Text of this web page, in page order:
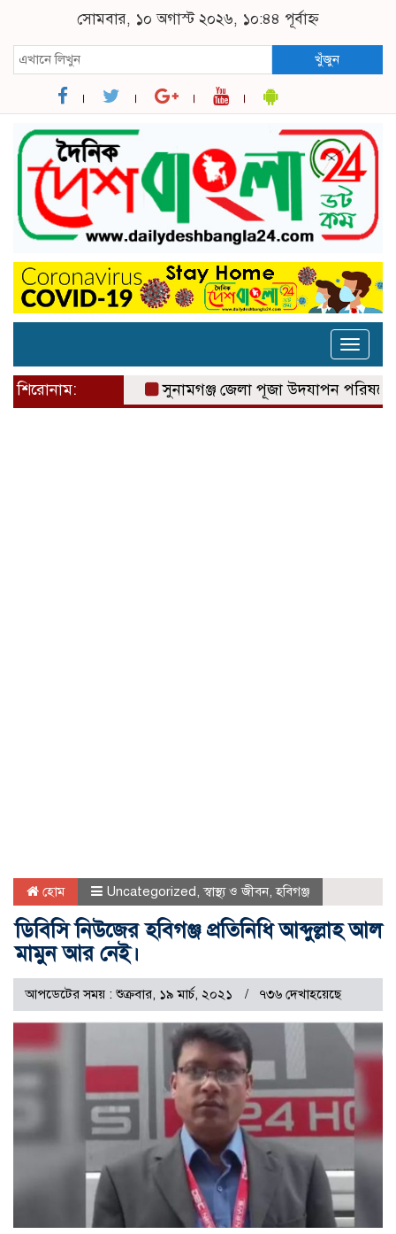
সোমবার, ১০ অগাস্ট ২০২৬, ১০:৪৪ পূর্বাহ্ন
খুঁজুন
Toggle
শিরোনাম: সুনামগঞ্জ জেলা পূজা উদযাপন পরিষদের ৮১
হোম Uncategorized,স্বাস্থ্য ও জীবন,হবিগঞ্জ
ডিবিসি নিউজের হবিগঞ্জ প্রতিনিধি আব্দুল্লাহ আল
মামুন আর নেই।
আপডেটের সময় : শুক্রবার, ১৯ মার্চ, ২০২১ ৭৩৬ দেখাহয়েছে